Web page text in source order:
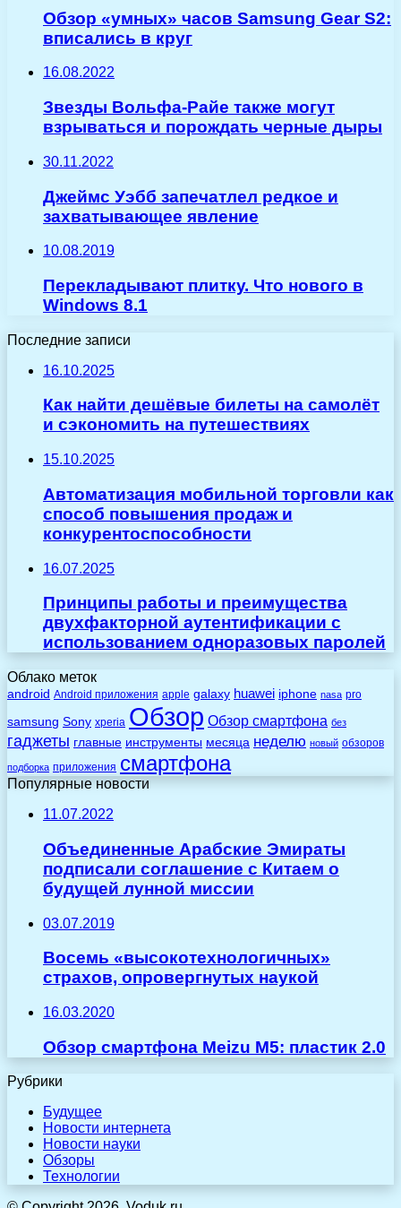
Обзор «умных» часов Samsung Gear S2:
вписались в круг
16.08.2022
Звезды Вольфа-Райе также могут
взрываться и порождать черные дыры
30.11.2022
Джеймс Уэбб запечатлел редкое и
захватывающее явление
10.08.2019
Перекладывают плитку. Что нового в
Windows 8.1
Последние записи
16.10.2025
Как найти дешёвые билеты на самолёт
и сэкономить на путешествиях
15.10.2025
Автоматизация мобильной торговли как
способ повышения продаж и
конкурентоспособности
16.07.2025
Принципы работы и преимущества
двухфакторной аутентификации с
использованием одноразовых паролей
Облако меток
android Android приложения apple galaxy huawei iphone nasa pro
samsung Sony xperia Обзор Обзор смартфона без
гаджеты главные инструменты месяца неделю новый обзоров
подборка приложения смартфона
Популярные новости
11.07.2022
Объединенные Арабские Эмираты
подписали соглашение с Китаем о
будущей лунной миссии
03.07.2019
Восемь «высокотехнологичных»
страхов, опровергнутых наукой
16.03.2020
Обзор смартфона Meizu M5: пластик 2.0
Рубрики
Будущее
Новости интернета
Новости науки
Обзоры
Технологии